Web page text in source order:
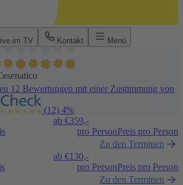
Live im TV Kontakt Menü
12 Bewertungen mit einer Zustimmung von
(12) 4%
ab €359,-
pro PersonPreis pro Person
Zu den Terminen
ab €130,-
pro PersonPreis pro Person
Zu den Terminen